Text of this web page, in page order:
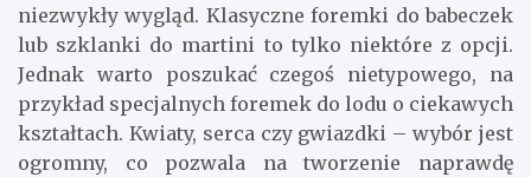
niezwykły wygląd. Klasyczne foremki do babeczek
lub szklanki do martini to tylko niektóre z opcji.
Jednak warto poszukać czegoś nietypowego, na
przykład specjalnych foremek do lodu o ciekawych
kształtach. Kwiaty, serca czy gwiazdki – wybór jest
ogromny, co pozwala na tworzenie naprawdę